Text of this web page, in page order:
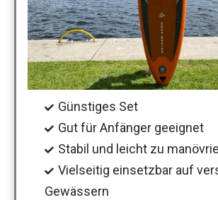
Günstiges Set
Gut für Anfänger geeignet
Stabil und leicht zu
Vielseitig einsetzbar auf
Gewässern